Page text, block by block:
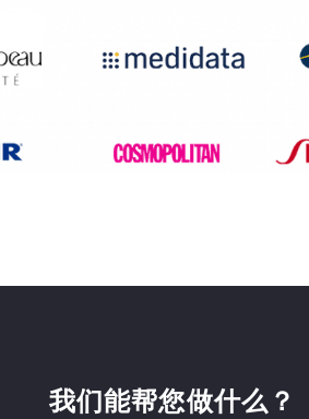
我们能帮您做什么？